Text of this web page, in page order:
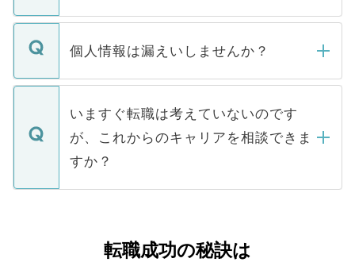
ません。
■応募殺到を避けるため 人気のある医療機
関を公にしてしまうと、応募が殺到する場
に、医療機関が求める条件に合った人材の
みを人材紹介会社に依頼するケースが増え
ています。
転職・入職を強要することは一切ありませ
ん。また、仮に応募先から内定をいただい
定を承諾する必要はありません。内定先へ
の辞退の連絡はキャリアパートナーが行い
個人情報は漏えいしませんか？
個人情報が漏えいすることはありませんの
で、ご安心ください。当サイトからの登録
などで収集したご登録者様の個人情報は、
ご本人のキャリアアップおよび転職活動の
支援を目的に使用いたします。お預かりし
ているすべての個人データはご本人の許可
は、個人情報の取り扱いについての厳密な
いますぐ転職は考えていないのです
が、これからのキャリアを相談できま
すか？
かがいして、現在の医療機関の状況や紹介
経験をまじえながら、適切なアドバイスを
転職成功の秘訣は